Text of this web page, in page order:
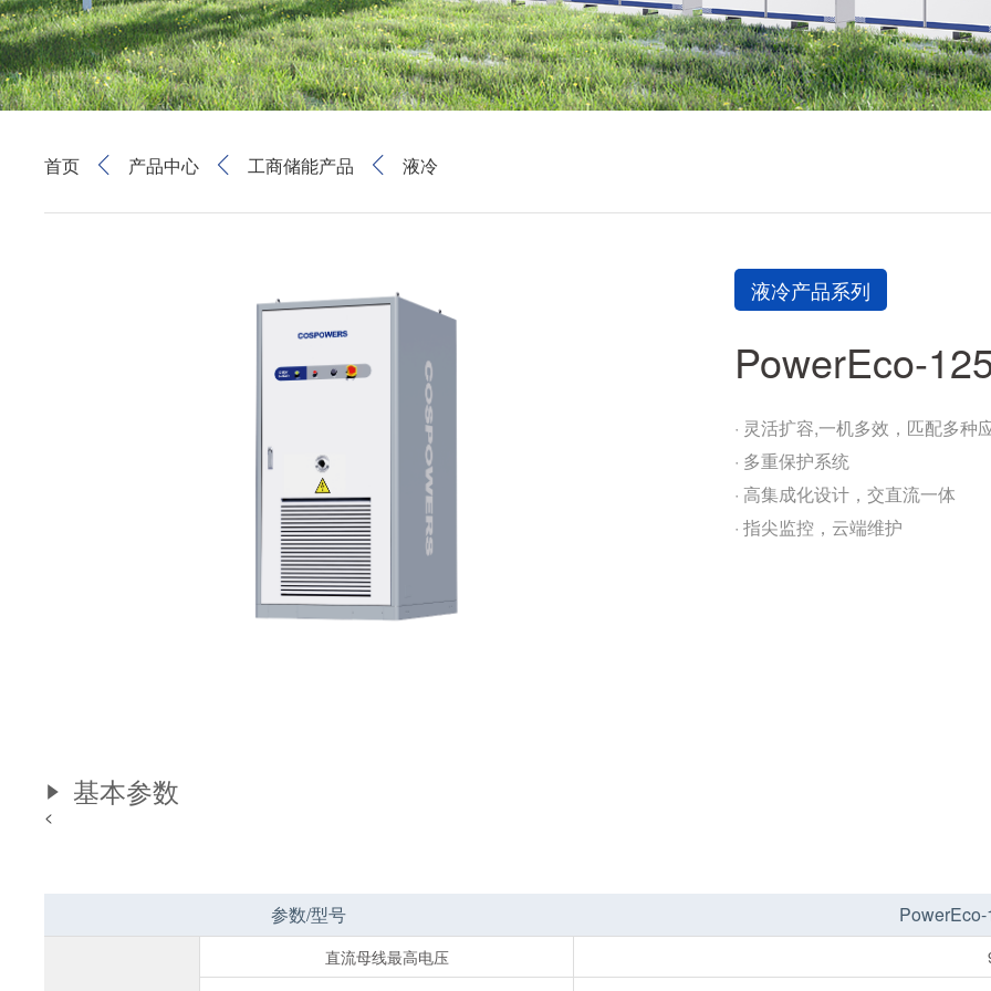
首页 产品中心 工商储能产品 液冷
液冷产品系列
PowerEco-
· 灵活扩容,一机多效，匹配多种
· 多重保护系统
· 高集成化设计，交直流一体
· 指尖监控，云端维护
基本参数
<
参数/型号
直流母线最高电压